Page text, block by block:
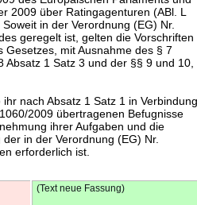
2009 über Ratingagenturen (ABl. L
Soweit in der Verordnung (EG) Nr.
geregelt ist, gelten die Vorschriften
Gesetzes, mit Ausnahme des § 7
Absatz 1 Satz 3 und der §§ 9 und 10,
nach Absatz 1 Satz 1 in
2009 übertragenen Befugnisse
ihrer Aufgaben und die
in der Verordnung (EG) Nr.
erforderlich ist.
(Text neue Fassung)